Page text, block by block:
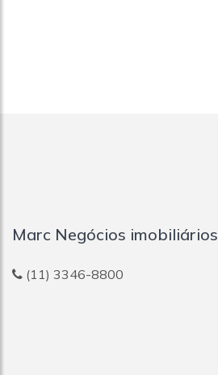
Marc Negócios imobiliários
(11) 3346-8800